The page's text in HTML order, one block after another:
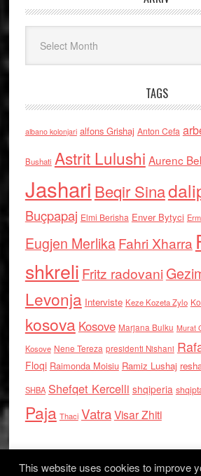
TAGS
albano kolonjari alfons Grishaj Anton Cefa
Bushati Astrit Lulushi Aurenc
Jashari Beqir Sina
Buçpapaj Elmi Berisha Enver Bytyci
Eugjen MerlikaFahri Xharra
shkreli Fritz radovani
Levonja Interviste Keze Kozeta Zylo
kosova Kosove Marjana Bulku Murat
Kosove Nene Tereza presidenti Nishani
Floqi Raimonda Moisiu Ramiz Lushaj
SHBA Shefqet Kercelli shqiperia
Paja Thaci VatraVisar Zhiti
This website uses cookies to improve